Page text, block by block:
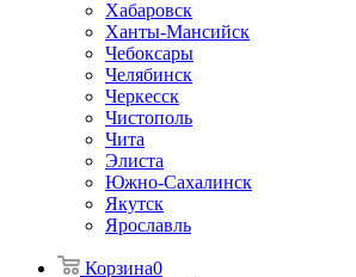
Хабаровск
Ханты-Мансийск
Чебоксары
Челябинск
Черкесск
Чистополь
Чита
Элиста
Южно-Сахалинск
Якутск
Ярославль
Корзина0